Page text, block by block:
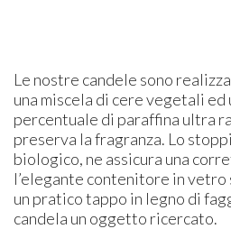
​Le nostre candele sono
una miscela di cere vegetali ed
percentuale di paraffina ultra
preserva la fragranza. Lo
biologico, ne assicura una
l’elegante contenitore in
un pratico tappo in legno di
candela un oggetto ricercato.